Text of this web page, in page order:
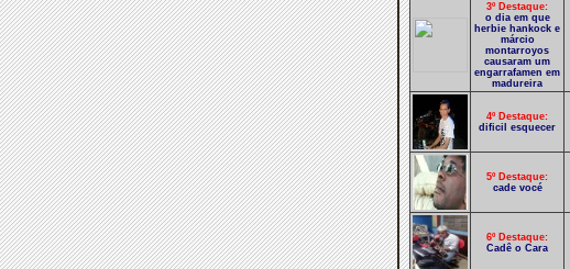
3º Destaque:
o dia em que
herbie hankock e
márcio
montarroyos
causaram um
engarrafamen em
madureira
4º Destaque:
dificil esquecer
5º Destaque:
cade vocé
6º Destaque:
Cadê o Cara